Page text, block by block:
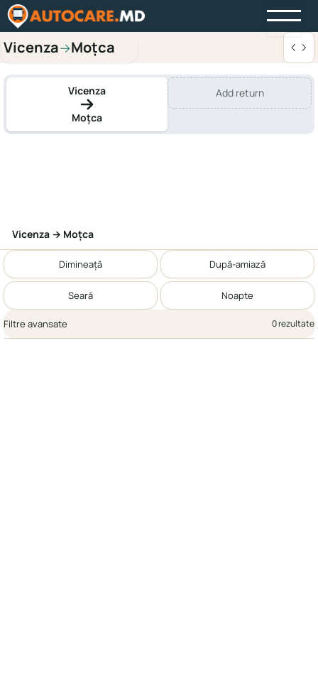
Vicenza→Moțca
Vicenza
Moțca
Add return
Vicenza → Moțca
Dimineață După-amiază
Seară Noapte
Filtre avansate 0 rezultate